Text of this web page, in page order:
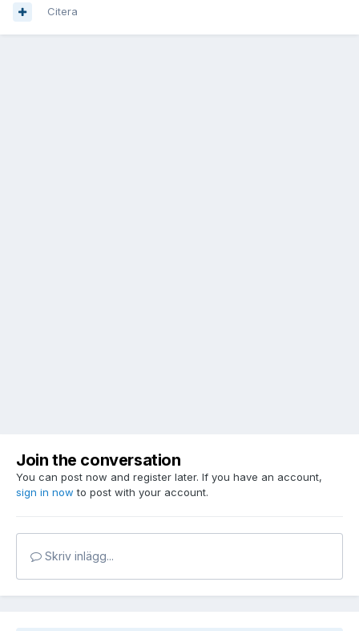
Citera
Join the conversation
You can post now and register later. If you have an account,
sign in now to post with your account.
Skriv inlägg...